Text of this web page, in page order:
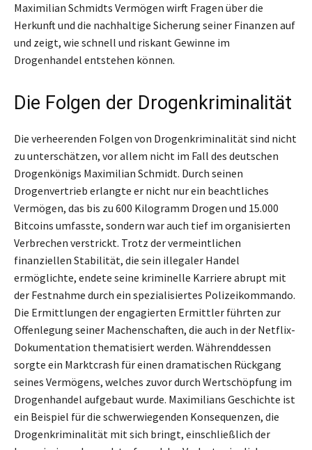
Maximilian Schmidts Vermögen wirft Fragen über die
Herkunft und die nachhaltige Sicherung seiner Finanzen auf
und zeigt, wie schnell und riskant Gewinne im
Drogenhandel entstehen können.
Die Folgen der Drogenkriminalität
Die verheerenden Folgen von Drogenkriminalität sind nicht
zu unterschätzen, vor allem nicht im Fall des deutschen
Drogenkönigs Maximilian Schmidt. Durch seinen
Drogenvertrieb erlangte er nicht nur ein beachtliches
Vermögen, das bis zu 600 Kilogramm Drogen und 15.000
Bitcoins umfasste, sondern war auch tief im organisierten
Verbrechen verstrickt. Trotz der vermeintlichen
finanziellen Stabilität, die sein illegaler Handel
ermöglichte, endete seine kriminelle Karriere abrupt mit
der Festnahme durch ein spezialisiertes Polizeikommando.
Die Ermittlungen der engagierten Ermittler führten zur
Offenlegung seiner Machenschaften, die auch in der Netflix-
Dokumentation thematisiert werden. Währenddessen
sorgte ein Marktcrash für einen dramatischen Rückgang
seines Vermögens, welches zuvor durch Wertschöpfung im
Drogenhandel aufgebaut wurde. Maximilians Geschichte ist
ein Beispiel für die schwerwiegenden Konsequenzen, die
Drogenkriminalität mit sich bringt, einschließlich der